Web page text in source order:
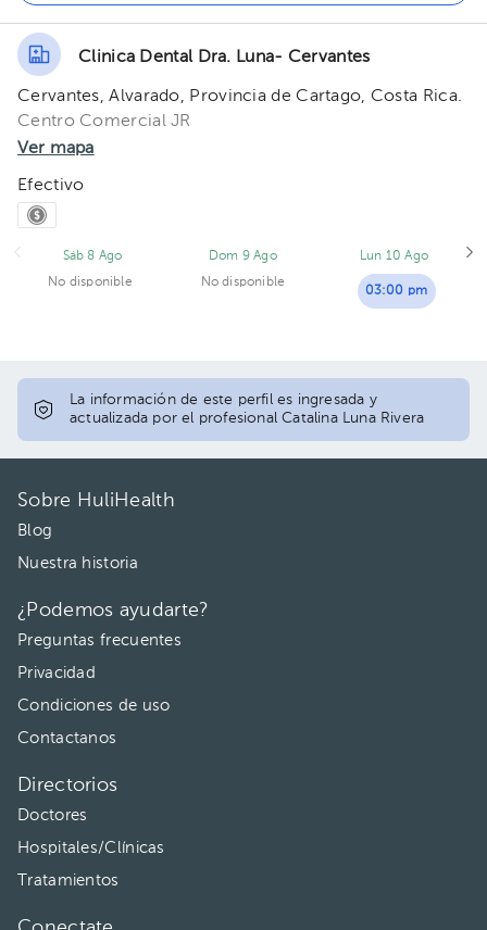
Clinica Dental Dra. Luna- Cervantes
Cervantes, Alvarado, Provincia de Cartago, Costa Rica.
Centro Comercial JR
Ver mapa
Efectivo
Sáb 8 Ago
No disponible
Dom 9 Ago
No disponible
Lun 10 Ago
03:00 pm
La información de este perfil es ingresada y
actualizada por el profesional Catalina Luna Rivera
Sobre HuliHealth
Blog
Nuestra historia
¿Podemos ayudarte?
Preguntas frecuentes
Privacidad
Condiciones de uso
Contactanos
Directorios
Doctores
Hospitales/Clínicas
Tratamientos